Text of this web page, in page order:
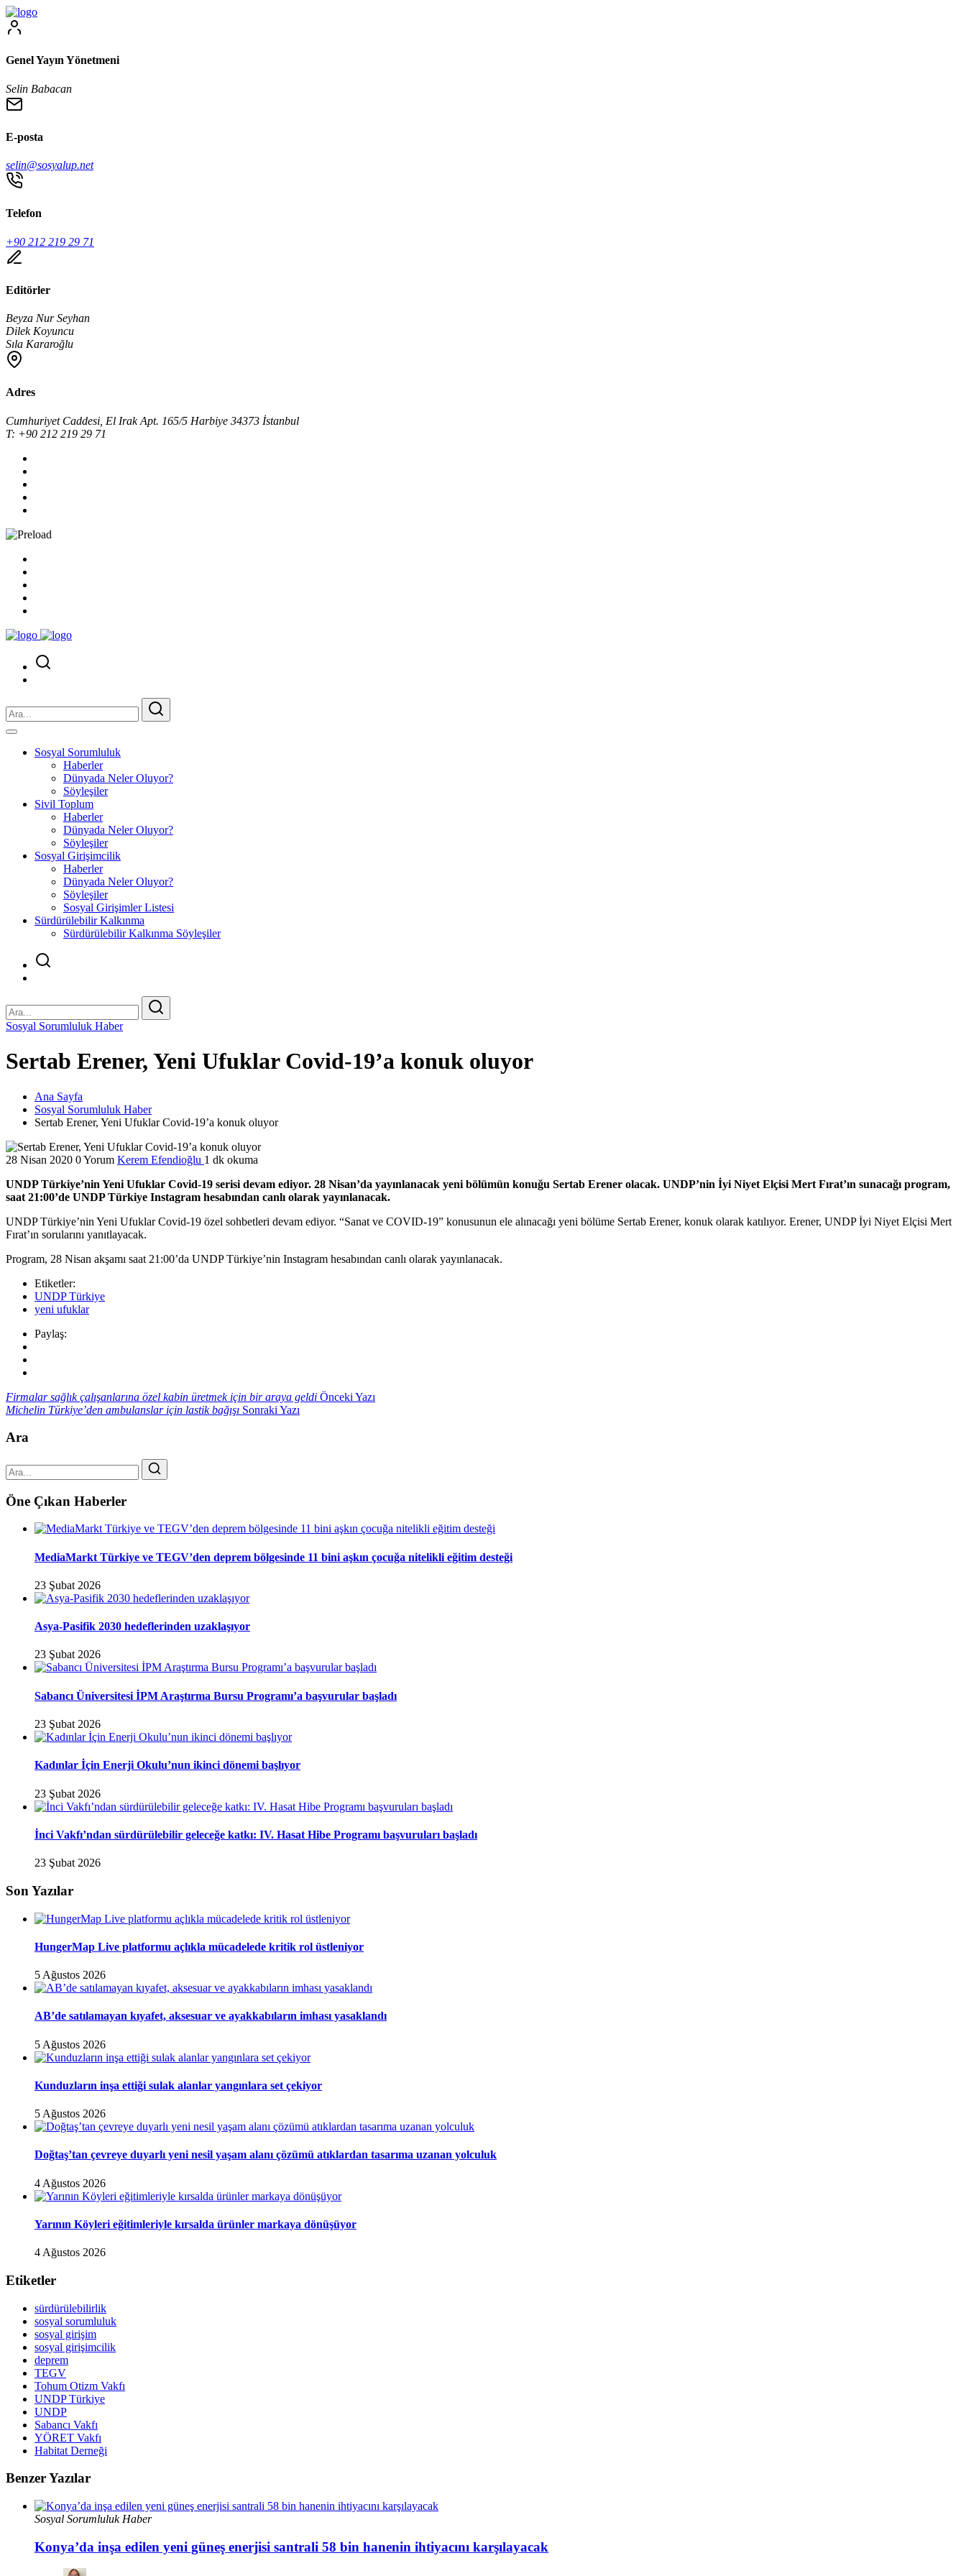
Genel Yayın Yönetmeni
Selin Babacan
E-posta
selin@sosyalup.net
Telefon
+90 212 219 29 71
Editörler
Beyza Nur Seyhan
Dilek Koyuncu
Sıla Kararoğlu
Adres
Cumhuriyet Caddesi, El Irak Apt. 165/5 Harbiye 34373 İstanbul
T: +90 212 219 29 71
Sosyal Sorumluluk
Haberler
Dünyada Neler Oluyor?
Söyleşiler
Sivil Toplum
Haberler
Dünyada Neler Oluyor?
Söyleşiler
Sosyal Girişimcilik
Haberler
Dünyada Neler Oluyor?
Söyleşiler
Sosyal Girişimler Listesi
Sürdürülebilir Kalkınma
Sürdürülebilir Kalkınma Söyleşiler
Sosyal Sorumluluk Haber
Sertab Erener, Yeni Ufuklar Covid-19’a konuk oluyor
Ana Sayfa
Sosyal Sorumluluk Haber
Sertab Erener, Yeni Ufuklar Covid-19’a konuk oluyor
28 Nisan 2020 0 Yorum Kerem Efendioğlu 1 dk okuma
UNDP Türkiye’nin Yeni Ufuklar Covid-19 serisi devam ediyor. 28 Nisan’da yayınlanacak yeni bölümün konuğu Sertab Erener olacak. UNDP’nin İyi Niyet Elçisi Mert Fırat’ın sunacağı program,
saat 21:00’de UNDP Türkiye Instagram hesabından canlı olarak yayınlanacak.
UNDP Türkiye’nin Yeni Ufuklar Covid-19 özel sohbetleri devam ediyor. “Sanat ve COVID-19” konusunun ele alınacağı yeni bölüme Sertab Erener, konuk olarak katılıyor. Erener, UNDP İyi Niyet Elçisi Mert
Fırat’ın sorularını yanıtlayacak.
Program, 28 Nisan akşamı saat 21:00’da UNDP Türkiye’nin Instagram hesabından canlı olarak yayınlanacak.
Etiketler:
UNDP Türkiye
yeni ufuklar
Paylaş:
Firmalar sağlık çalışanlarına özel kabin üretmek için bir araya geldi Önceki Yazı
Michelin Türkiye’den ambulanslar için lastik bağışı Sonraki Yazı
Ara
Öne Çıkan Haberler
MediaMarkt Türkiye ve TEGV’den deprem bölgesinde 11 bini aşkın çocuğa nitelikli eğitim desteği
23 Şubat 2026
Asya-Pasifik 2030 hedeflerinden uzaklaşıyor
23 Şubat 2026
Sabancı Üniversitesi İPM Araştırma Bursu Programı’a başvurular başladı
23 Şubat 2026
Kadınlar İçin Enerji Okulu’nun ikinci dönemi başlıyor
23 Şubat 2026
İnci Vakfı’ndan sürdürülebilir geleceğe katkı: IV. Hasat Hibe Programı başvuruları başladı
23 Şubat 2026
Son Yazılar
HungerMap Live platformu açlıkla mücadelede kritik rol üstleniyor
5 Ağustos 2026
AB’de satılamayan kıyafet, aksesuar ve ayakkabıların imhası yasaklandı
5 Ağustos 2026
Kunduzların inşa ettiği sulak alanlar yangınlara set çekiyor
5 Ağustos 2026
Doğtaş’tan çevreye duyarlı yeni nesil yaşam alanı çözümü atıklardan tasarıma uzanan yolculuk
4 Ağustos 2026
Yarının Köyleri eğitimleriyle kırsalda ürünler markaya dönüşüyor
4 Ağustos 2026
Etiketler
sürdürülebilirlik
sosyal sorumluluk
sosyal girişim
sosyal girişimcilik
deprem
TEGV
Tohum Otizm Vakfı
UNDP Türkiye
UNDP
Sabancı Vakfı
YÖRET Vakfı
Habitat Derneği
Benzer Yazılar
Sosyal Sorumluluk Haber
Konya’da inşa edilen yeni güneş enerjisi santrali 58 bin hanenin ihtiyacını karşılayacak